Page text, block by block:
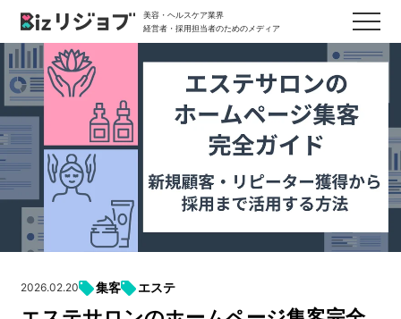
美容・ヘルスケア業界
経営者・採用担当者のためのメディア
2026.02.20 集客 エステ